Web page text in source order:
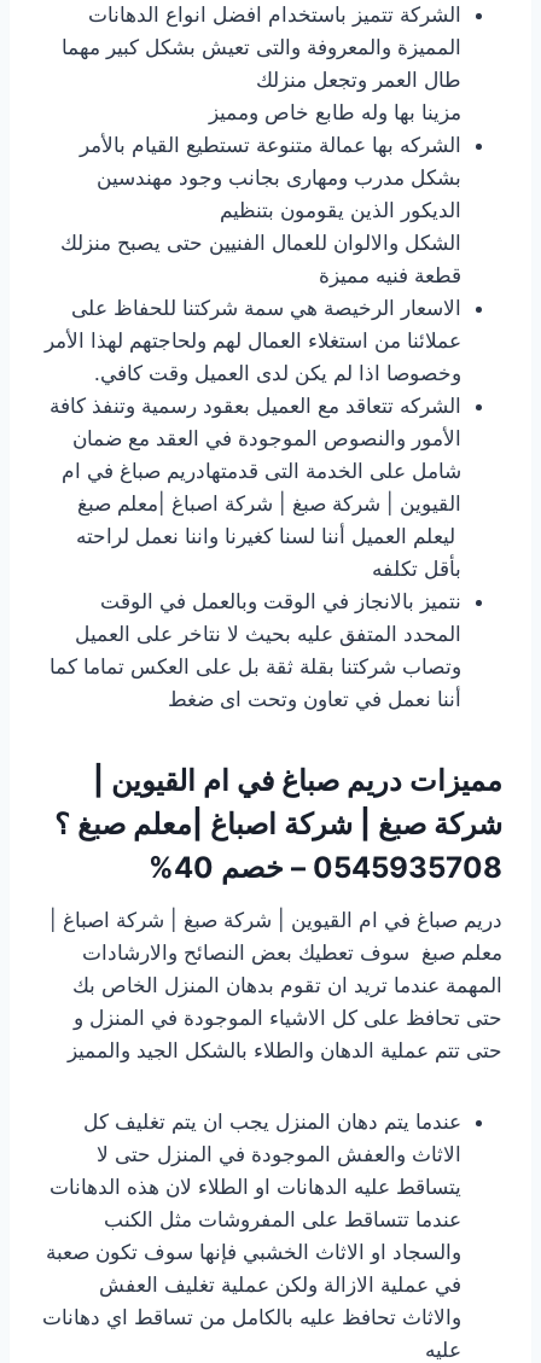
الشركة تتميز باستخدام افضل انواع الدهانات
المميزة والمعروفة والتى تعيش بشكل كبير مهما
طال العمر وتجعل منزلك
مزينا بها وله طابع خاص ومميز
الشركه بها عمالة متنوعة تستطيع القيام بالأمر
بشكل مدرب ومهارى بجانب وجود مهندسين
الديكور الذين يقومون بتنظيم
الشكل والالوان للعمال الفنيين حتى يصبح منزلك
قطعة فنيه مميزة
الاسعار الرخيصة هي سمة شركتنا للحفاظ على
عملائنا من استغلاء العمال لهم ولحاجتهم لهذا الأمر
وخصوصا اذا لم يكن لدى العميل وقت كافي.
الشركه تتعاقد مع العميل بعقود رسمية وتنفذ كافة
الأمور والنصوص الموجودة في العقد مع ضمان
شامل على الخدمة التى قدمتهادريم صباغ في ام
القيوين | شركة صبغ | شركة اصباغ |معلم صبغ
ليعلم العميل أننا لسنا كغيرنا واننا نعمل لراحته
بأقل تكلفه
نتميز بالانجاز في الوقت وبالعمل في الوقت
المحدد المتفق عليه بحيث لا نتاخر على العميل
وتصاب شركتنا بقلة ثقة بل على العكس تماما كما
أننا نعمل في تعاون وتحت اى ضغط
مميزات دريم صباغ في ام القيوين |
شركة صبغ | شركة اصباغ |معلم صبغ ؟
0545935708 – خصم 40%
دريم صباغ في ام القيوين | شركة صبغ | شركة اصباغ |
معلم صبغ سوف تعطيك بعض النصائح والارشادات
المهمة عندما تريد ان تقوم بدهان المنزل الخاص بك
حتى تحافظ على كل الاشياء الموجودة في المنزل و
حتى تتم عملية الدهان والطلاء بالشكل الجيد والمميز
عندما يتم دهان المنزل يجب ان يتم تغليف كل
الاثاث والعفش الموجودة في المنزل حتى لا
يتساقط عليه الدهانات او الطلاء لان هذه الدهانات
عندما تتساقط على المفروشات مثل الكنب
والسجاد او الاثاث الخشبي فإنها سوف تكون صعبة
في عملية الازالة ولكن عملية تغليف العفش
والاثاث تحافظ عليه بالكامل من تساقط اي دهانات
عليه